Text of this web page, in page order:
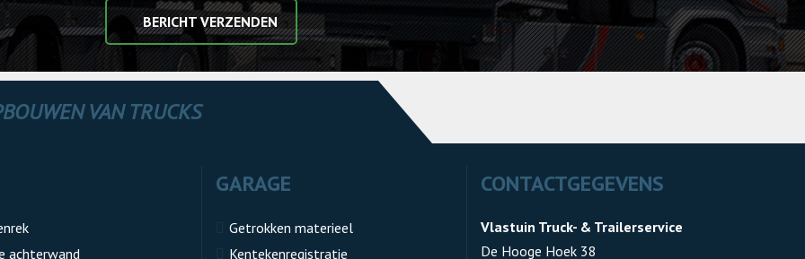
BERICHT VERZENDEN
VAN TRUCKS
achterwand
GARAGE
Getrokken materieel
Kentekenregistratie
CONTACTGEGEVENS
Vlastuin Truck- & Trailerservice
De Hooge Hoek 38